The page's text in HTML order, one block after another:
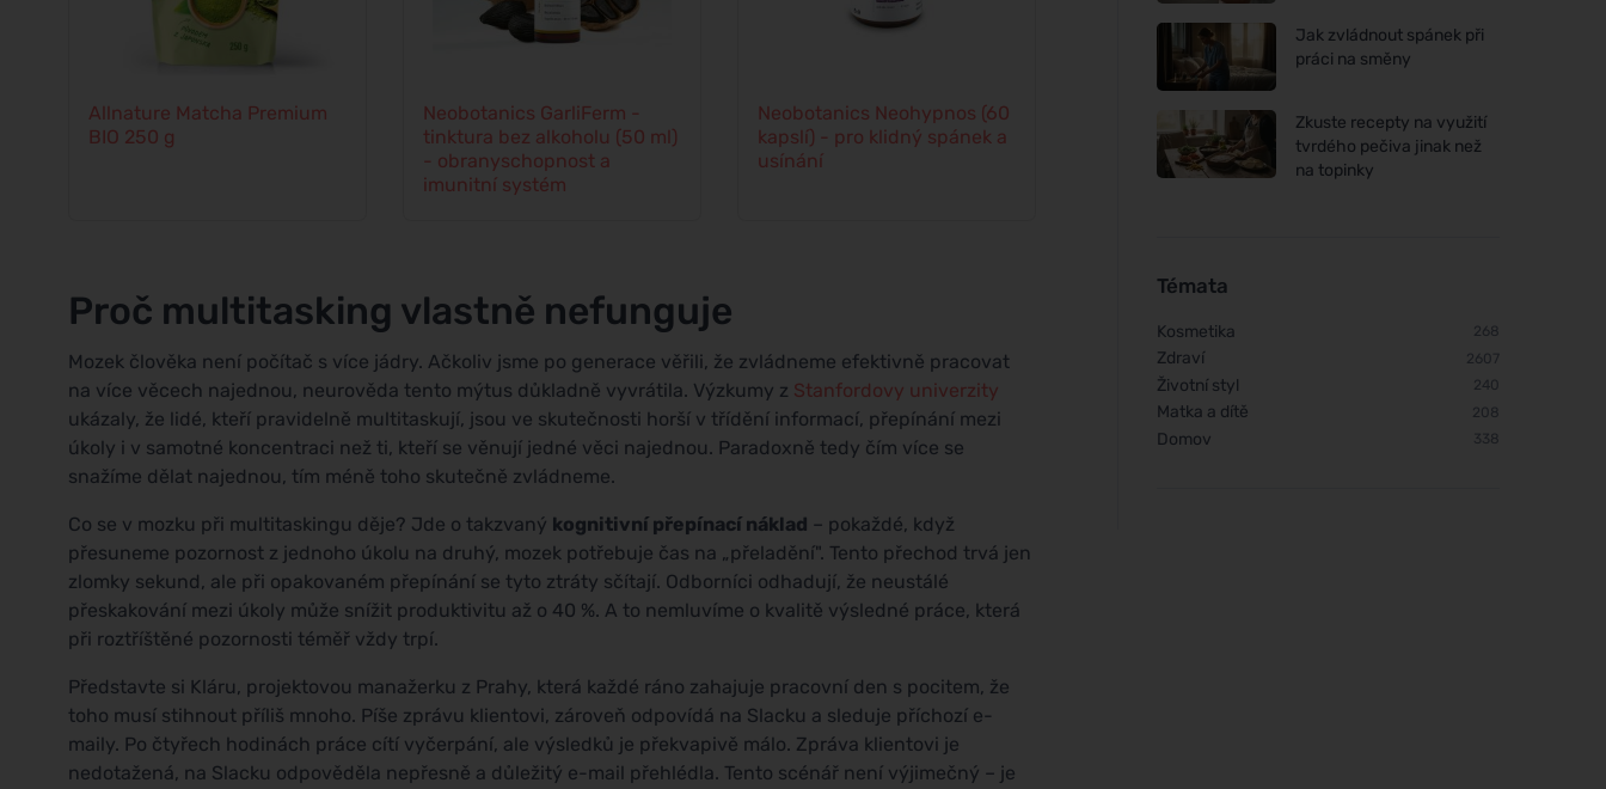
Allnature Matcha Premium
BIO 250 g
Neobotanics GarliFerm -
tinktura bez alkoholu (50 ml)
- obranyschopnost a
imunitní systém
Neobotanics Neohypnos (60
kapslí) - pro klidný spánek a
usínání
Neobotanics Mood-Balance
(60 kapslí) - pro psychickou
Neobotanics
(60 kapslí) - pro
Proč multitasking vlastně nefunguje
Mozek člověka není počítač s více jádry. Ačkoliv jsme po generace věřili, že zvládneme efektivně pracovat
na více věcech najednou, neurověda tento mýtus důkladně vyvrátila. Výzkumy z Stanfordovy univerzity
ukázaly, že lidé, kteří pravidelně multitaskují, jsou ve skutečnosti horší v třídění informací, přepínání mezi
úkoly i v samotné koncentraci než ti, kteří se věnují jedné věci najednou. Paradoxně tedy čím více se
snažíme dělat najednou, tím méně toho skutečně zvládneme.
Co se v mozku při multitaskingu děje? Jde o takzvaný kognitivní přepínací náklad – pokaždé, když
přesuneme pozornost z jednoho úkolu na druhý, mozek potřebuje čas na „přeladění". Tento přechod trvá jen
zlomky sekund, ale při opakovaném přepínání se tyto ztráty sčítají. Odborníci odhadují, že neustálé
přeskakování mezi úkoly může snížit produktivitu až o 40 %. A to nemluvíme o kvalitě výsledné práce, která
při roztříštěné pozornosti téměř vždy trpí.
Představte si Kláru, projektovou manažerku z Prahy, která každé ráno zahajuje pracovní den s pocitem, že
toho musí stihnout příliš mnoho. Píše zprávu klientovi, zároveň odpovídá na Slacku a sleduje příchozí e-
maily. Po čtyřech hodinách práce cítí vyčerpání, ale výsledků je překvapivě málo. Zpráva klientovi je
nedotažená, na Slacku odpověděla nepřesně a důležitý e-mail přehlédla. Tento scénář není výjimečný – je
Jak zvládnout spánek při
práci na směny
Zkuste recepty na využití
tvrdého pečiva jinak než
na topinky
Témata
Kosmetika 268
Zdraví 2607
Životní styl 240
Matka a dítě 208
Domov 338